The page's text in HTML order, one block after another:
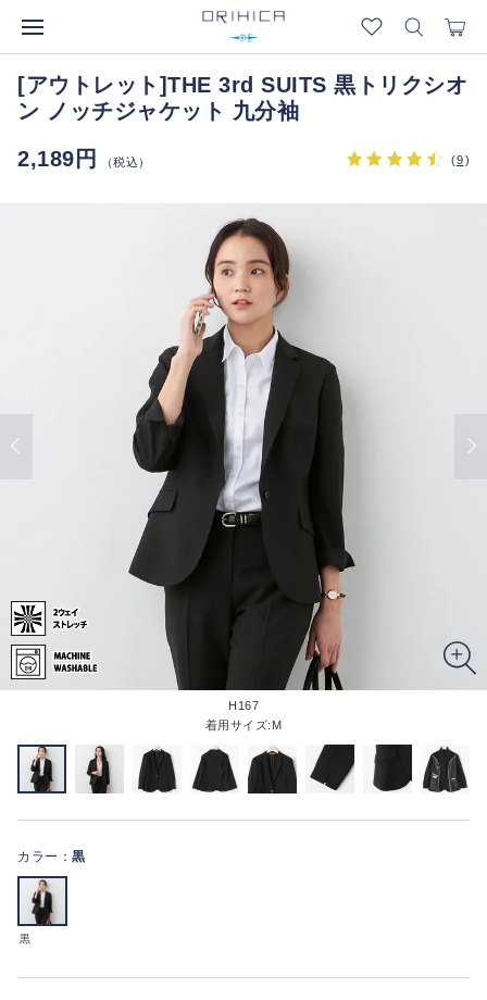
[アウトレット]THE 3rd SUITS 黒トリクシオ
ン ノッチジャケット 九分袖
2,189円
（税込） (9)
H167
着用サイズ:M
カラー： 黒
黒